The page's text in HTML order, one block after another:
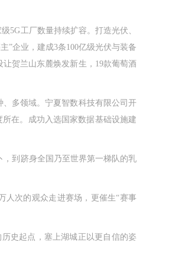
工厂数量持续扩容。打造光伏、
”企业，建成3条100亿级光伏与装备
贺兰山东麓焕发新生，19款葡萄酒
多领域。宁夏智数科技有限公司开
在。成功入选国家数据基础设施建
到跻身全国乃至世界第一梯队的乳
人次的观众走进赛场，更催生“赛事
史起点，塞上湖城正以更自信的姿